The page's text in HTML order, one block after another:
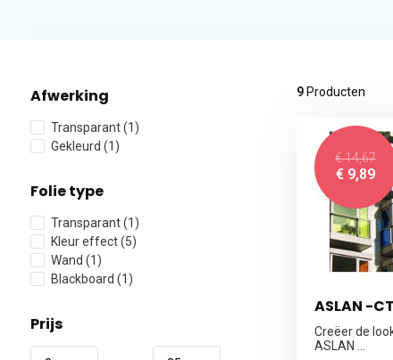
Afwerking
Transparant(1)
Gekleurd (1)
Folie type
Transparant(1)
Kleur effect(5)
Wand (1)
Blackboard (1)
Prijs
9Producten
€ 14,67
€ 9,89
ASLAN -
Creëer de
ASLAN ...